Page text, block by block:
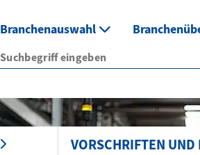
Branchenauswahl
VORSCHRIFTEN